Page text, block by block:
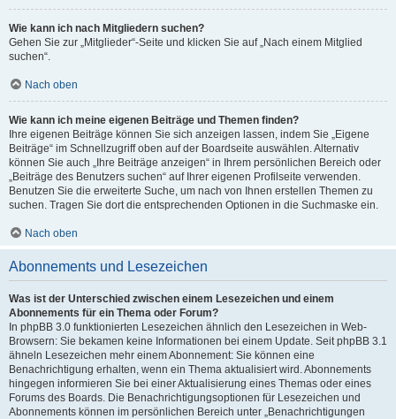
Wie kann ich nach Mitgliedern suchen?
Gehen Sie zur „Mitglieder“-Seite und klicken Sie auf „Nach einem Mitglied
suchen“.
Nach oben
Wie kann ich meine eigenen Beiträge und Themen finden?
Ihre eigenen Beiträge können Sie sich anzeigen lassen, indem Sie „Eigene
Beiträge“ im Schnellzugriff oben auf der Boardseite auswählen. Alternativ
können Sie auch „Ihre Beiträge anzeigen“ in Ihrem persönlichen Bereich oder
„Beiträge des Benutzers suchen“ auf Ihrer eigenen Profilseite verwenden.
Benutzen Sie die erweiterte Suche, um nach von Ihnen erstellen Themen zu
suchen. Tragen Sie dort die entsprechenden Optionen in die Suchmaske ein.
Nach oben
Abonnements und Lesezeichen
Was ist der Unterschied zwischen einem Lesezeichen und einem
Abonnements für ein Thema oder Forum?
In phpBB 3.0 funktionierten Lesezeichen ähnlich den Lesezeichen in Web-
Browsern: Sie bekamen keine Informationen bei einem Update. Seit phpBB 3.1
ähneln Lesezeichen mehr einem Abonnement: Sie können eine
Benachrichtigung erhalten, wenn ein Thema aktualisiert wird. Abonnements
hingegen informieren Sie bei einer Aktualisierung eines Themas oder eines
Forums des Boards. Die Benachrichtigungsoptionen für Lesezeichen und
Abonnements können im persönlichen Bereich unter „Benachrichtigungen